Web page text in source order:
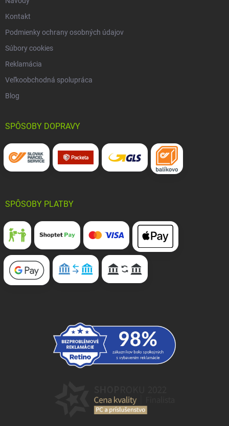
Kontakt
Podmienky ochrany osobných údajov
Súbory cookies
Reklamácia
Veľkoobchodná spolupráca
Blog
SPÔSOBY DOPRAVY
SPÔSOBY PLATBY